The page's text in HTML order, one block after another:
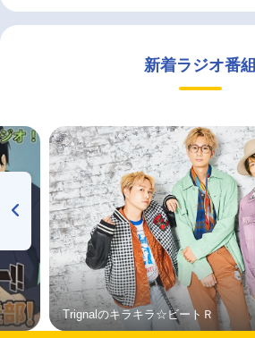
新着ラジオ番組
Trignalのキラキラ☆ビートＲ